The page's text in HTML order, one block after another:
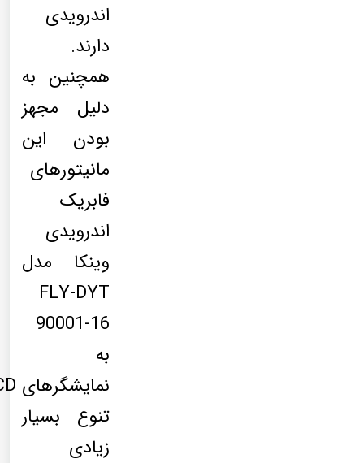
اندرویدی
دارند.
همچنین به
دلیل مجهز
بودن این
مانیتورهای
فابریک
اندرویدی
وینکا مدل
FLY-DYT
90001-16
به
تنوع بسیار
زیادی